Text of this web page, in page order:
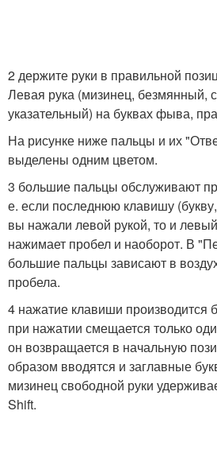
2 держите руки в правильной
Левая рука (мизинец, безмянный,
указательный) на буквах фыва,
На рисунке ниже пальцы и их
выделены одним цветом.
3 большие пальцы обслуживают
е. если последнюю клавишу
вы нажали левой рукой, то и
нажимает пробел и наоборот. В
большие пальцы зависают в
пробела.
4 нажатие клавиши
при нажатии смещается только
он возвращается в начальную
образом вводятся и заглавные
мизинец свободной руки
Shift.